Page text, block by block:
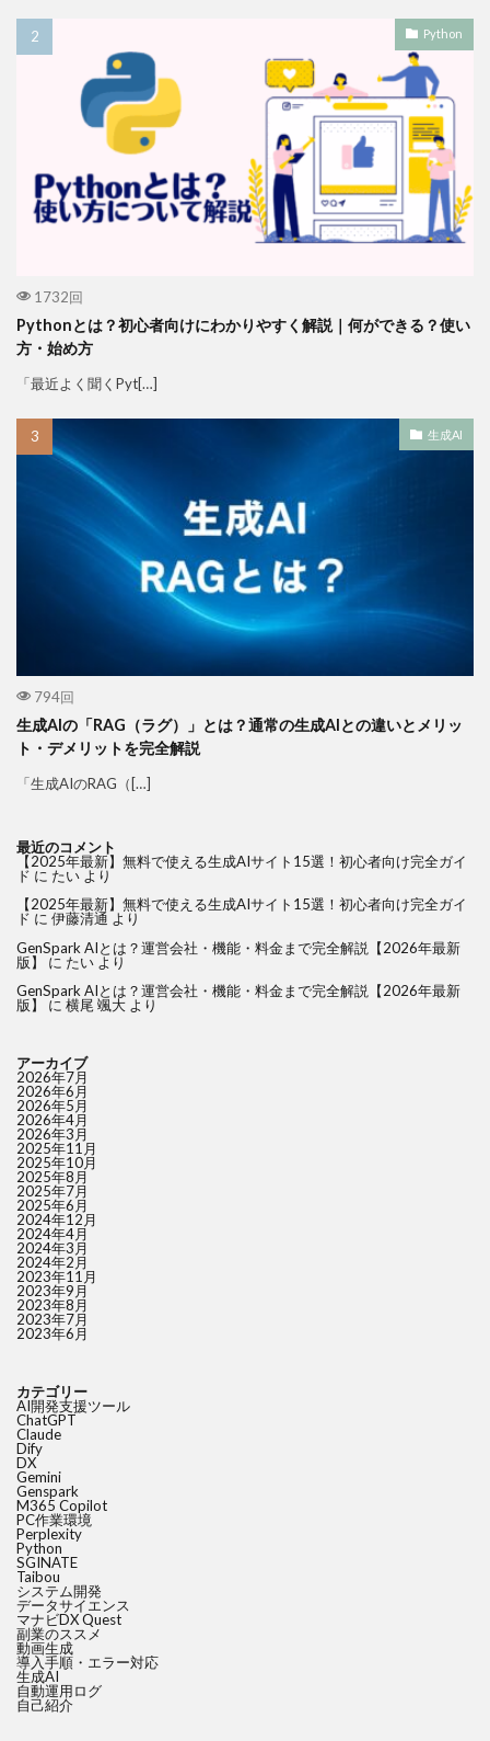
Python
1732回
Pythonとは？初心者向けにわかりやすく解説｜何ができる？使い
方・始め方
「最近よく聞くPyt[…]
生成AI
794回
生成AIの「RAG（ラグ）」とは？通常の生成AIとの違いとメリッ
ト・デメリットを完全解説
「生成AIのRAG（[…]
最近のコメント
【2025年最新】無料で使える生成AIサイト15選！初心者向け完全ガイ
ド に たい より
【2025年最新】無料で使える生成AIサイト15選！初心者向け完全ガイ
ド に 伊藤清通 より
GenSpark AIとは？運営会社・機能・料金まで完全解説【2026年最新
版】
に たい より
GenSpark AIとは？運営会社・機能・料金まで完全解説【2026年最新
版】
に 横尾 颯大 より
アーカイブ
2026年7月
2026年6月
2026年5月
2026年4月
2026年3月
2025年11月
2025年10月
2025年8月
2025年7月
2025年6月
2024年12月
2024年4月
2024年3月
2024年2月
2023年11月
2023年9月
2023年8月
2023年7月
2023年6月
カテゴリー
AI開発支援ツール
ChatGPT
Claude
Dify
DX
Gemini
Genspark
M365 Copilot
PC作業環境
Perplexity
Python
SGINATE
Taibou
システム開発
データサイエンス
マナビDX Quest
副業のススメ
動画生成
導入手順・エラー対応
生成AI
自動運用ログ
自己紹介